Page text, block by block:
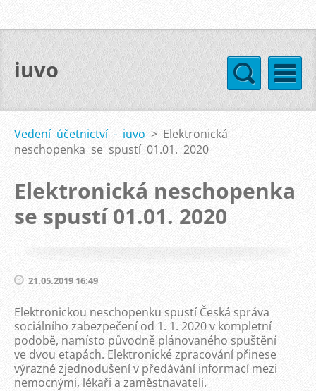
iuvo
Vedení účetnictví - iuvo > Elektronická
neschopenka se spustí 01.01. 2020
Elektronická neschopenka
se spustí 01.01. 2020
21.05.2019 16:49
Elektronickou neschopenku spustí Česká správa
sociálního zabezpečení od 1. 1. 2020 v kompletní
podobě, namísto původně plánovaného spuštění
ve dvou etapách. Elektronické zpracování přinese
výrazné zjednodušení v předávání informací mezi
nemocnými, lékaři a zaměstnavateli.